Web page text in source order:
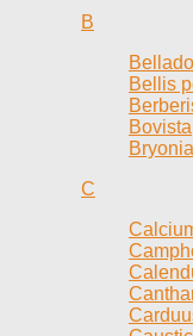
B
Bellis
Bovista
Bryonia
C